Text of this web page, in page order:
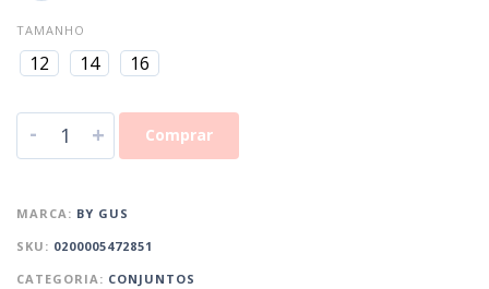
TAMANHO
12 14 16
- + Comprar
MARCA: BY GUS
SKU: 0200005472851
CATEGORIA: CONJUNTOS